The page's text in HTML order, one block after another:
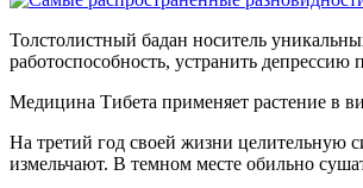
Толстолистный бадан носитель
работоспособность, устранить
Медицина Тибета применяет растение в
На третий год своей жизни целительную
измельчают. В темном месте обильно